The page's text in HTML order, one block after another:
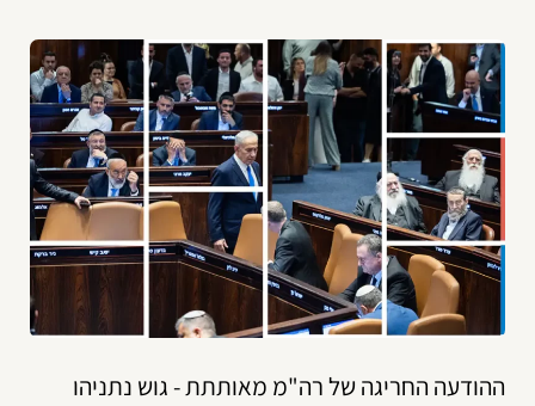
ההודעה החריגה של רה"מ מאותתת - גוש נתניהו